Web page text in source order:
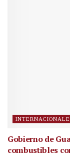
Gobierno de
combustibles